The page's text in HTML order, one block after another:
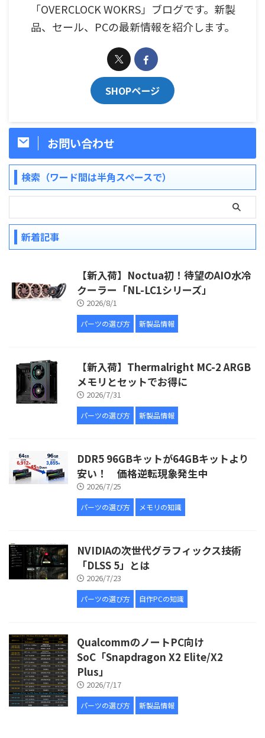
「OVERCLOCK WOKRS」ブログです。新製
品、セール、PCの最新情報を紹介します。
SHOPページ
お問い合わせ
検索（ワード間は半角スペースで）
新着記事
【新入荷】Noctua初！待望のAIO水冷
クーラー「NL-LC1シリーズ」
2026/8/1
パーツの選び方 新製品情報
【新入荷】Thermalright MC-2 ARGB
メモリとセットでお得に
2026/7/31
パーツの選び方 新製品情報
DDR5 96GBキットが64GBキットより
安い！ 価格逆転現象発生中
2026/7/25
パーツの選び方 メモリの知識
NVIDIAの次世代グラフィックス技術
「DLSS 5」とは
2026/7/23
パーツの選び方 自作PCの知識
QualcommのノートPC向け
SoC「Snapdragon X2 Elite/X2
Plus」
2026/7/17
パーツの選び方 新製品情報